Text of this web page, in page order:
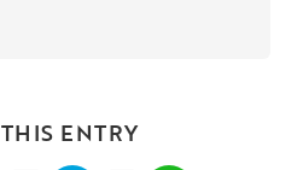
ENTRY